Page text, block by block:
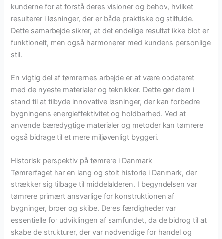
kunderne for at forstå deres visioner og behov, hvilket
resulterer i løsninger, der er både praktiske og stilfulde.
Dette samarbejde sikrer, at det endelige resultat ikke blot er
funktionelt, men også harmonerer med kundens personlige
stil.
En vigtig del af tømrernes arbejde er at være opdateret
med de nyeste materialer og teknikker. Dette gør dem i
stand til at tilbyde innovative løsninger, der kan forbedre
bygningens energieffektivitet og holdbarhed. Ved at
anvende bæredygtige materialer og metoder kan tømrere
også bidrage til et mere miljøvenligt byggeri.
Historisk perspektiv på tømrere i Danmark
Tømrerfaget har en lang og stolt historie i Danmark, der
strækker sig tilbage til middelalderen. I begyndelsen var
tømrere primært ansvarlige for konstruktionen af
bygninger, broer og skibe. Deres færdigheder var
essentielle for udviklingen af samfundet, da de bidrog til at
skabe de strukturer, der var nødvendige for handel og